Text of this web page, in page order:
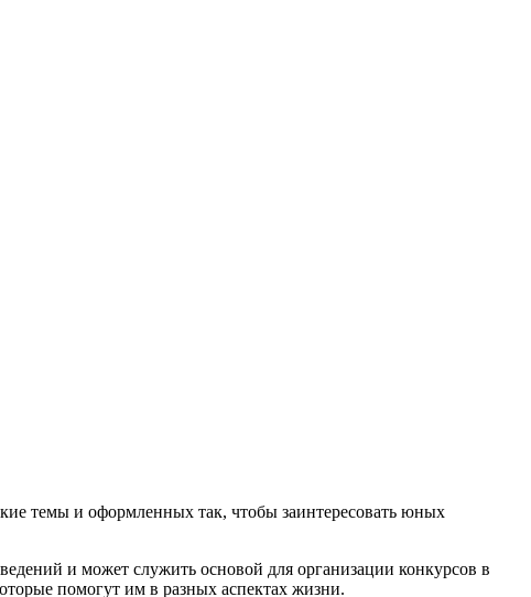
темы и оформленных так, чтобы заинтересовать юных
и может служить основой для организации конкурсов в
помогут им в разных аспектах жизни.